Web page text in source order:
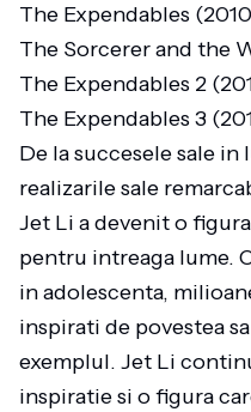
The Expendables
The Sorcerer and the
The Expendables 2
The Expendables 3
De la succesele sale
realizarile sale
Jet Li a devenit o
pentru intreaga lume.
in adolescenta,
inspirati de povestea
exemplul. Jet Li
inspiratie si o figura